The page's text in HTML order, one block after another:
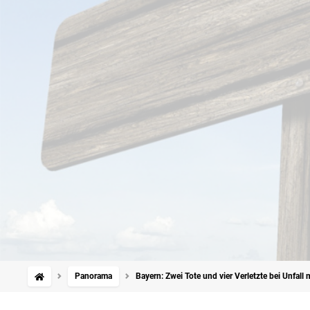
Panorama Bayern: Zwei Tote und vier Verletzte bei Unfall